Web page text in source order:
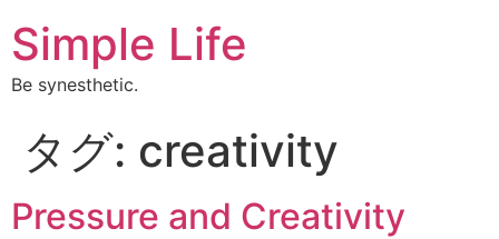
Simple Life
Be synesthetic.
タグ: creativity
Pressure and Creativity